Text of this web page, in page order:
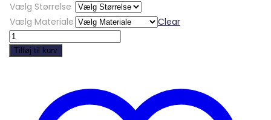
Vælg Størrelse
Vælg Materiale
Clear
Telefon-
PIC23
Tilføj til kurv